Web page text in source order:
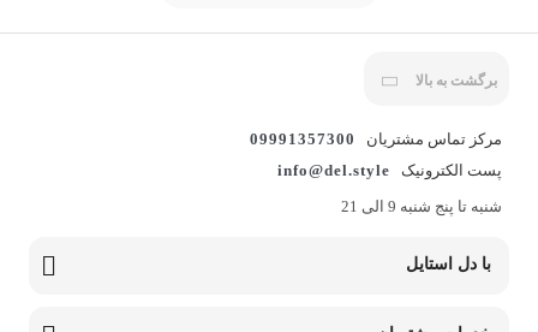
برگشت به بالا
مرکز تماس مشتریان
09991357300
پست الکترونیک
info@del.style
شنبه تا پنج شنبه 9 الی 21
با دل استایل